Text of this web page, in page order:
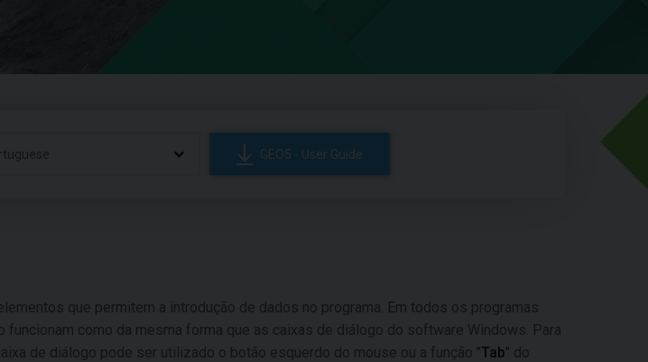
GEO5 - User Guide
que permitem a introdução de dados no programa. Em todos os programas
funcionam como da mesma forma que as caixas de diálogo do software Windows. Para
de diálogo pode ser utilizado o botão esquerdo do mouse ou a função "Tab" do